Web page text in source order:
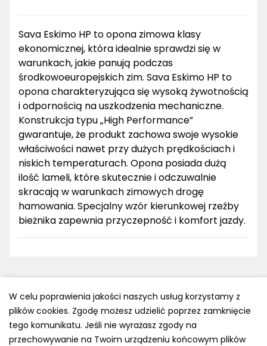
Sava Eskimo HP to opona zimowa klasy
ekonomicznej, która idealnie sprawdzi się w
warunkach, jakie panują podczas
środkowoeuropejskich zim. Sava Eskimo HP to
opona charakteryzująca się wysoką żywotnością
i odpornością na uszkodzenia mechaniczne.
Konstrukcja typu „High Performance”
gwarantuje, że produkt zachowa swoje wysokie
właściwości nawet przy dużych prędkościach i
niskich temperaturach. Opona posiada dużą
ilość lameli, które skutecznie i odczuwalnie
skracają w warunkach zimowych drogę
hamowania. Specjalny wzór kierunkowej rzeźby
bieżnika zapewnia przyczepność i komfort jazdy.
Polityka prywatności
e-mail: kontakt@opony.com.pl
W celu poprawienia jakości naszych usług korzystamy z
plików cookies. Zgodę możesz udzielić poprzez zamknięcie
tego komunikatu. Jeśli nie wyrażasz zgody na
przechowywanie na Twoim urządzeniu końcowym plików